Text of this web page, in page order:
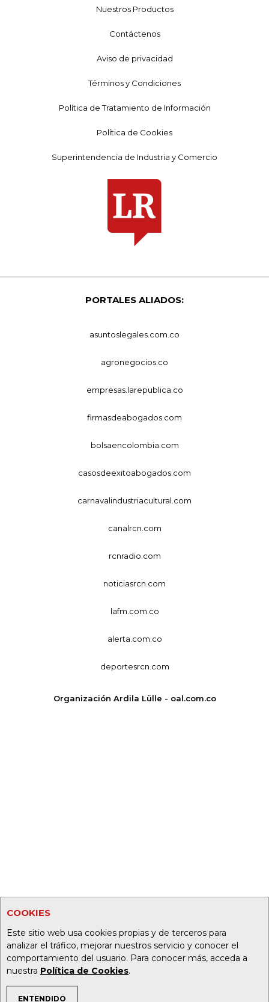
COOKIES
Este sitio web usa cookies propias y de terceros para
analizar el tráfico, mejorar nuestros servicio y conocer el
comportamiento del usuario. Para conocer más, acceda a
nuestra Política de Cookies.
ENTENDIDO
Nuestros Productos
Contáctenos
Aviso de privacidad
Términos y Condiciones
Política de Tratamiento de Información
Política de Cookies
Superintendencia de Industria y Comercio
PORTALES ALIADOS:
asuntoslegales.com.co
agronegocios.co
empresas.larepublica.co
firmasdeabogados.com
bolsaencolombia.com
casosdeexitoabogados.com
carnavalindustriacultural.com
canalrcn.com
rcnradio.com
noticiasrcn.com
lafm.com.co
alerta.com.co
deportesrcn.com
Organización Ardila Lülle - oal.com.co